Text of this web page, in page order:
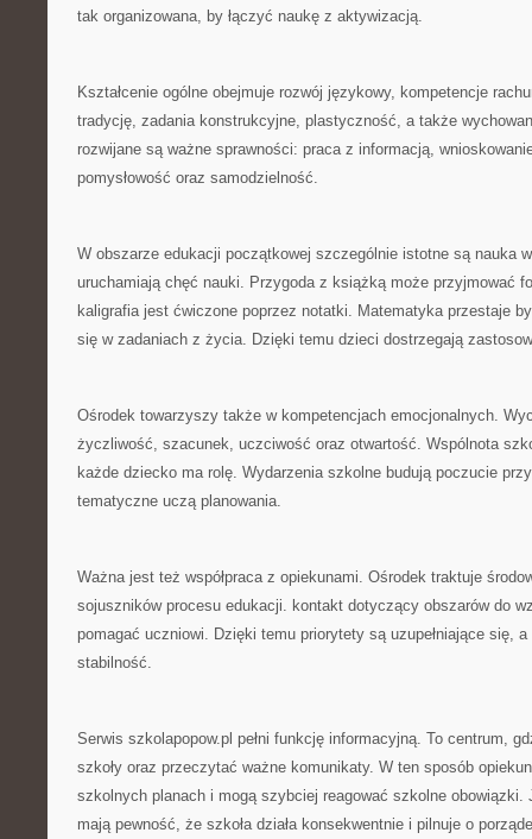
tak organizowana, by łączyć naukę z aktywizacją.
Kształcenie ogólne obejmuje rozwój językowy, kompetencje
tradycję, zadania konstrukcyjne, plastyczność, a także
rozwijane są ważne sprawności: praca z informacją,
pomysłowość oraz samodzielność.
W obszarze edukacji początkowej szczególnie istotne są nauka
uruchamiają chęć nauki. Przygoda z książką może przyjmować
kaligrafia jest ćwiczone poprzez notatki. Matematyka przestaje
się w zadaniach z życia. Dzięki temu dzieci dostrzegają
Ośrodek towarzyszy także w kompetencjach emocjonalnych.
życzliwość, szacunek, uczciwość oraz otwartość. Wspólnota
każde dziecko ma rolę. Wydarzenia szkolne budują poczucie
tematyczne uczą planowania.
Ważna jest też współpraca z opiekunami. Ośrodek traktuje
sojuszników procesu edukacji. kontakt dotyczący obszarów do
pomagać uczniowi. Dzięki temu priorytety są uzupełniające się,
stabilność.
Serwis szkolapopow.pl pełni funkcję informacyjną. To centrum,
szkoły oraz przeczytać ważne komunikaty. W ten sposób
szkolnych planach i mogą szybciej reagować szkolne obowiązki.
mają pewność, że szkoła działa konsekwentnie i pilnuje o